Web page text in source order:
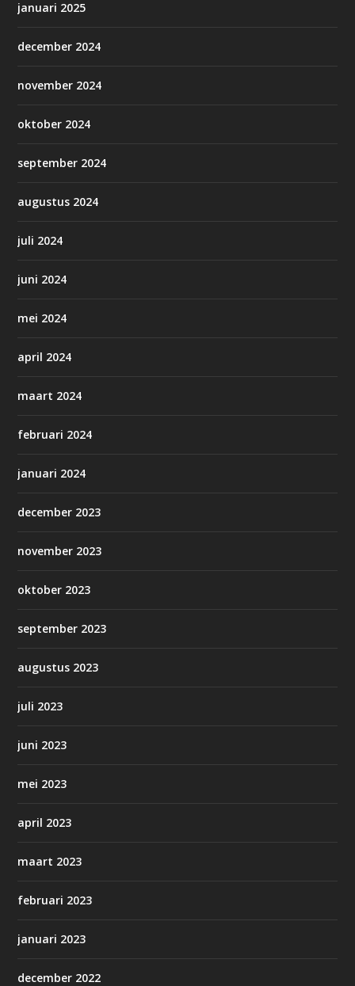
januari 2025
december 2024
november 2024
oktober 2024
september 2024
augustus 2024
juli 2024
juni 2024
mei 2024
april 2024
maart 2024
februari 2024
januari 2024
december 2023
november 2023
oktober 2023
september 2023
augustus 2023
juli 2023
juni 2023
mei 2023
april 2023
maart 2023
februari 2023
januari 2023
december 2022